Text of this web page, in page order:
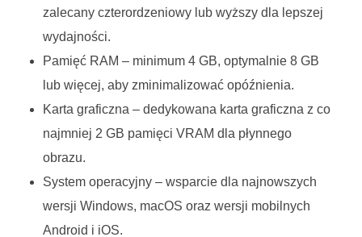
zalecany czterordzeniowy lub wyższy dla lepszej
wydajności.
Pamięć RAM – minimum 4 GB, optymalnie 8 GB
lub więcej, aby zminimalizować opóźnienia.
Karta graficzna – dedykowana karta graficzna z co
najmniej 2 GB pamięci VRAM dla płynnego
obrazu.
System operacyjny – wsparcie dla najnowszych
wersji Windows, macOS oraz wersji mobilnych
Android i iOS.